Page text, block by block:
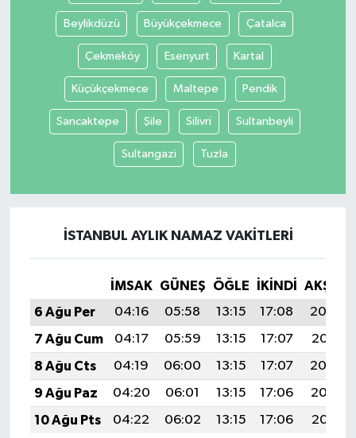
Beylikdüzü Büyükçekmece Çatalca
Çekmeköy Esenyurt Kartal
Küçükçekmece Maltepe Pendik
Sancaktepe Şile Silivri Sultanbeyli
Sultangazi Tuzla
İSTANBUL AYLIK NAMAZ VAKITLERI
İMSAK GÜNEŞ ÖĞLE İKINDI
AKŞAM
6 Ağu Per
04:16 05:58 13:15 17:08
20:23
7 Ağu Cum
04:17 05:59 13:15 17:07
20:21
8 Ağu Cts
04:19 06:00 13:15 17:07
20:20
9 Ağu Paz
04:20 06:01 13:15 17:06
20:19
10 Ağu Pts
04:22 06:02 13:15 17:06 20:18